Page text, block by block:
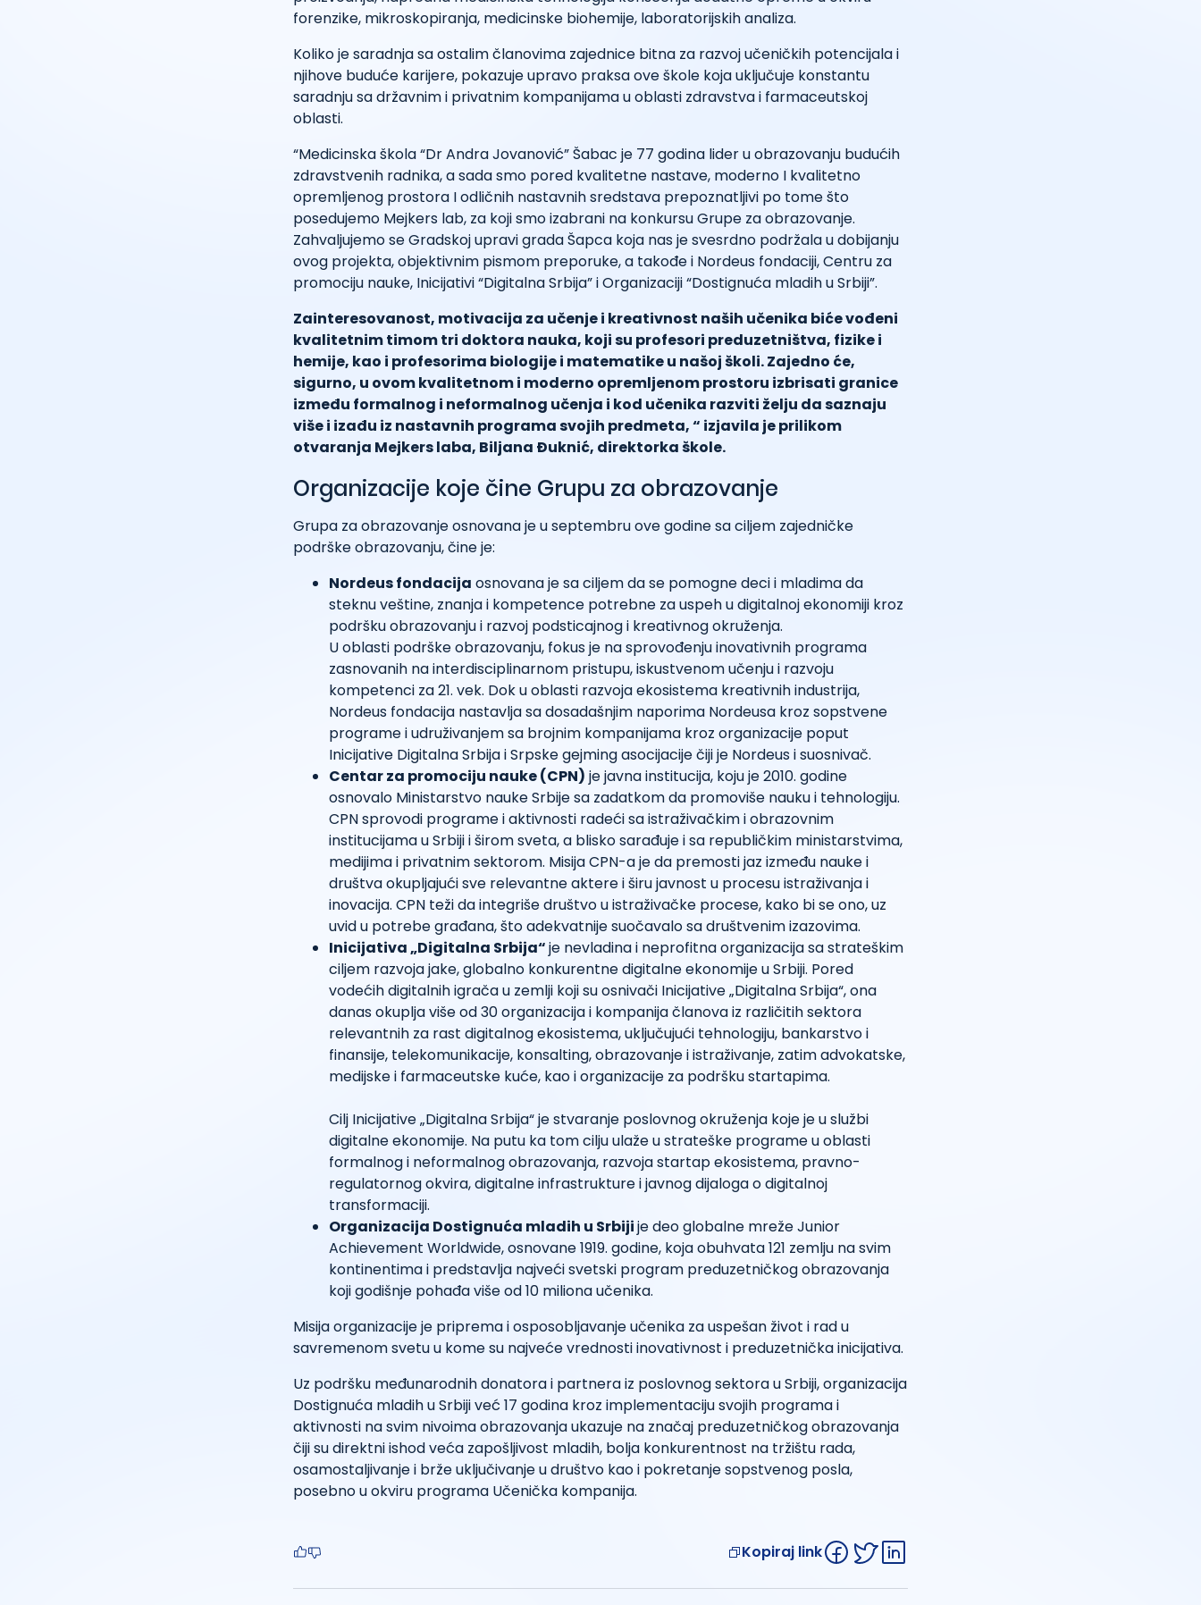
forenzike, mikroskopiranja, medicinske biohemije, laboratorijskih analiza.
Koliko je saradnja sa ostalim članovima zajednice bitna za razvoj učeničkih potencijala i
njihove buduće karijere, pokazuje upravo praksa ove škole koja uključuje konstantu
saradnju sa državnim i privatnim kompanijama u oblasti zdravstva i farmaceutskoj
oblasti.
“Medicinska škola “Dr Andra Jovanović” Šabac je 77 godina lider u obrazovanju budućih
zdravstvenih radnika, a sada smo pored kvalitetne nastave, moderno I kvalitetno
opremljenog prostora I odličnih nastavnih sredstava prepoznatljivi po tome što
posedujemo Mejkers lab, za koji smo izabrani na konkursu Grupe za obrazovanje.
Zahvaljujemo se Gradskoj upravi grada Šapca koja nas je svesrdno podržala u dobijanju
ovog projekta, objektivnim pismom preporuke, a takođe i Nordeus fondaciji, Centru za
promociju nauke, Inicijativi “Digitalna Srbija” i Organizaciji “Dostignuća mladih u Srbiji”.
Zainteresovanost, motivacija za učenje i kreativnost naših učenika biće vođeni
kvalitetnim timom tri doktora nauka, koji su profesori preduzetništva, fizike i
hemije, kao i profesorima biologije i matematike u našoj školi. Zajedno će,
sigurno, u ovom kvalitetnom i moderno opremljenom prostoru izbrisati granice
između formalnog i neformalnog učenja i kod učenika razviti želju da saznaju
više i izađu iz nastavnih programa svojih predmeta, “ izjavila je prilikom
otvaranja Mejkers laba, Biljana Đuknić, direktorka škole.
Organizacije koje čine Grupu za obrazovanje
Grupa za obrazovanje osnovana je u septembru ove godine sa ciljem zajedničke
podrške obrazovanju, čine je:
Nordeus fondacija osnovana je sa ciljem da se pomogne deci i mladima da
steknu veštine, znanja i kompetence potrebne za uspeh u digitalnoj ekonomiji kroz
podršku obrazovanju i razvoj podsticajnog i kreativnog okruženja.
U oblasti podrške obrazovanju, fokus je na sprovođenju inovativnih programa
zasnovanih na interdisciplinarnom pristupu, iskustvenom učenju i razvoju
kompetenci za 21. vek. Dok u oblasti razvoja ekosistema kreativnih industrija,
Nordeus fondacija nastavlja sa dosadašnjim naporima Nordeusa kroz sopstvene
programe i udruživanjem sa brojnim kompanijama kroz organizacije poput
Inicijative Digitalna Srbija i Srpske gejming asocijacije čiji je Nordeus i suosnivač.
Centar za promociju nauke (CPN) je javna institucija, koju je 2010. godine
osnovalo Ministarstvo nauke Srbije sa zadatkom da promoviše nauku i tehnologiju.
CPN sprovodi programe i aktivnosti radeći sa istraživačkim i obrazovnim
institucijama u Srbiji i širom sveta, a blisko sarađuje i sa republičkim ministarstvima,
medijima i privatnim sektorom. Misija CPN-a je da premosti jaz između nauke i
društva okupljajući sve relevantne aktere i širu javnost u procesu istraživanja i
inovacija. CPN teži da integriše društvo u istraživačke procese, kako bi se ono, uz
uvid u potrebe građana, što adekvatnije suočavalo sa društvenim izazovima.
Inicijativa „Digitalna Srbija“je nevladina i neprofitna organizacija sa strateškim
ciljem razvoja jake, globalno konkurentne digitalne ekonomije u Srbiji. Pored
vodećih digitalnih igrača u zemlji koji su osnivači Inicijative „Digitalna Srbija“, ona
danas okuplja više od 30 organizacija i kompanija članova iz različitih sektora
relevantnih za rast digitalnog ekosistema, uključujući tehnologiju, bankarstvo i
finansije, telekomunikacije, konsalting, obrazovanje i istraživanje, zatim advokatske,
medijske i farmaceutske kuće, kao i organizacije za podršku startapima.
Cilj Inicijative „Digitalna Srbija“ je stvaranje poslovnog okruženja koje je u službi
digitalne ekonomije. Na putu ka tom cilju ulaže u strateške programe u oblasti
formalnog i neformalnog obrazovanja, razvoja startap ekosistema, pravno-
regulatornog okvira, digitalne infrastrukture i javnog dijaloga o digitalnoj
transformaciji.
Organizacija Dostignuća mladih u Srbijije deo globalne mreže Junior
Achievement Worldwide, osnovane 1919. godine, koja obuhvata 121 zemlju na svim
kontinentima i predstavlja najveći svetski program preduzetničkog obrazovanja
koji godišnje pohađa više od 10 miliona učenika.
Misija organizacije je priprema i osposobljavanje učenika za uspešan život i rad u
savremenom svetu u kome su najveće vrednosti inovativnost i preduzetnička inicijativa.
Uz podršku međunarodnih donatora i partnera iz poslovnog sektora u Srbiji, organizacija
Dostignuća mladih u Srbiji već 17 godina kroz implementaciju svojih programa i
aktivnosti na svim nivoima obrazovanja ukazuje na značaj preduzetničkog obrazovanja
čiji su direktni ishod veća zapošljivost mladih, bolja konkurentnost na tržištu rada,
osamostaljivanje i brže uključivanje u društvo kao i pokretanje sopstvenog posla,
posebno u okviru programa Učenička kompanija.
Kopiraj link